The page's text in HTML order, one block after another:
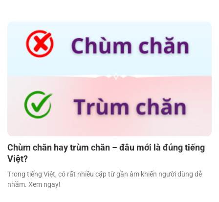
Chùm chăn hay trùm chăn – đâu mới là đúng tiếng
Việt?
Trong tiếng Việt, có rất nhiều cặp từ gần âm khiến người dùng dễ
nhầm. Xem ngay!